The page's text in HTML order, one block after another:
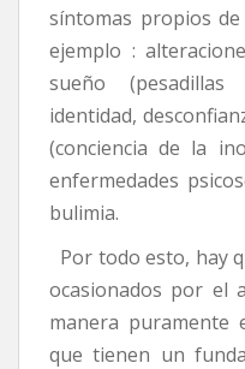
síntomas propios de
ejemplo :
sueño
identidad,
(conciencia de la
enfermedades
bulimia.
Por todo esto, hay
ocasionados por el
manera puramente
que tienen un